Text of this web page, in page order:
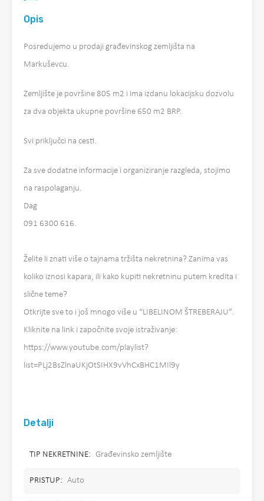
Opis
Posredujemo u prodaji građevinskog zemljišta na
Markuševcu.
Zemljište je površine 805 m2 i ima izdanu lokacijsku dozvolu
za dva objekta ukupne površine 650 m2 BRP.
Svi priključci na cesti.
Za sve dodatne informacije i organiziranje razgleda, stojimo
na raspolaganju.
Dag
091 6300 616.
Želite li znati više o tajnama tržišta nekretnina? Zanima vas
koliko iznosi kapara, ili kako kupiti nekretninu putem kredita i
slične teme?
Otkrijte sve to i još mnogo više u “LIBELINOM ŠTREBERAJU”.
Kliknite na link i započnite svoje istraživanje:
https://www.youtube.com/playlist?
list=PLj2BsZlnaUKjOtSIHX9vVhCxBHC1MIl9y
Detalji
TIP NEKRETNINE: Građevinsko zemljište
PRISTUP: Auto